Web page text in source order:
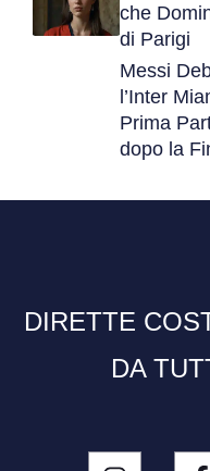
che
di Parigi
Messi
l’Inter
Prima
dopo la
DIRETTE
DA